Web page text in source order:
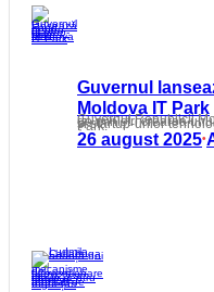
Guvernul
Moldova IT Park
Guvernul Republicii Moldova a aprobat în ședința Cabinetului de miniștri crearea unui Fond de susținere a inovațiilor digitale și startup-urilor tehnologice, destinat rezidenților Moldova IT Park.
26 august 2025•